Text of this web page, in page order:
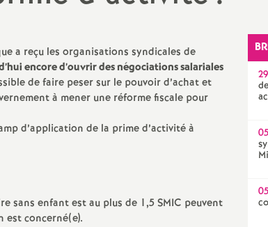
a reçu les organisations syndicales de
encore d’ouvrir des négociations salariales
de faire peser sur le pouvoir d’achat et
à mener une réforme fiscale pour
d’application de la prime d’activité à
sans enfant est au plus de 1,5SMIC peuvent
est concerné(e).